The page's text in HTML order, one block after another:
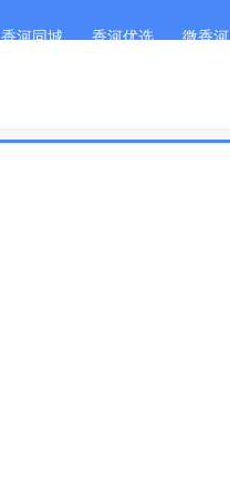
香河同城 香河优选 微香河